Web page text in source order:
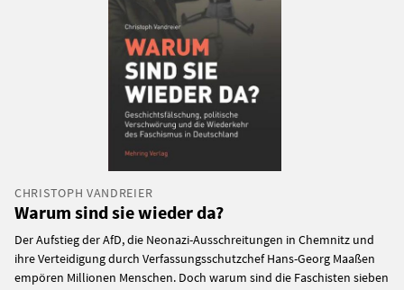
CHRISTOPH VANDREIER
Warum sind sie wieder da?
Der Aufstieg der AfD, die Neonazi-Ausschreitungen in Chemnitz und
ihre Verteidigung durch Verfassungsschutzchef Hans-Georg Maaßen
empören Millionen Menschen. Doch warum sind die Faschisten sieben